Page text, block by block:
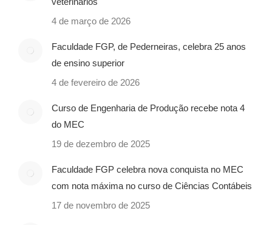
4 de março de 2026
Faculdade FGP, de Pederneiras, celebra 25 anos
de ensino superior
4 de fevereiro de 2026
Curso de Engenharia de Produção recebe nota 4
do MEC
19 de dezembro de 2025
Faculdade FGP celebra nova conquista no MEC
com nota máxima no curso de Ciências Contábeis
17 de novembro de 2025